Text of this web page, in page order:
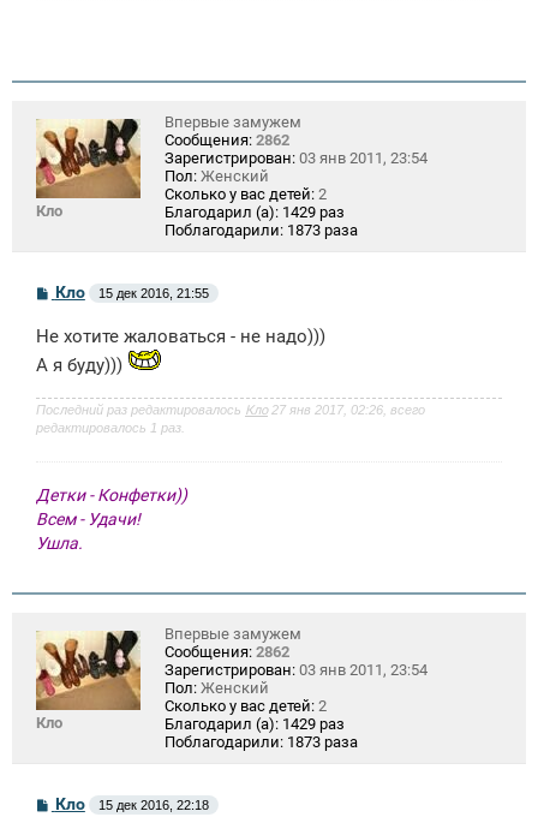
Кло
Впервые замужем
Сообщения: 2862
Зарегистрирован: 03 янв 2011, 23:54
Пол: Женский
Сколько у вас детей: 2
Благодарил (а): 1429 раз
Поблагодарили: 1873 раза
С
б
е
и
е
Кло 15 дек 2016, 21:55
Не хотите жаловаться - не надо)))
А я буду)))
Последний раз редактировалось Кло27 янв 2017, 02:26, всего
редактировалось 1 раз.
Детки - Конфетки))
Всем - Удачи!
Ушла.
Кло
Впервые замужем
Сообщения: 2862
Зарегистрирован: 03 янв 2011, 23:54
Пол: Женский
Сколько у вас детей: 2
Благодарил (а): 1429 раз
Поблагодарили: 1873 раза
С
о
Кло 15 дек 2016, 22:18